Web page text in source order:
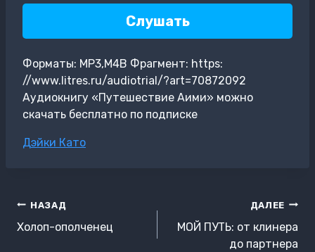
Слушать
Форматы: MP3,M4B Фрагмент: https:
//www.litres.ru/audiotrial/?art=70872092
Аудиокнигу «Путешествие Аими» можно
скачать бесплатно по подписке
Метки
Дэйки Като
Навигация
по
НАЗАД
Холоп-ополченец
ДАЛЕЕ
МОЙ ПУТЬ: от клинера
до партнера